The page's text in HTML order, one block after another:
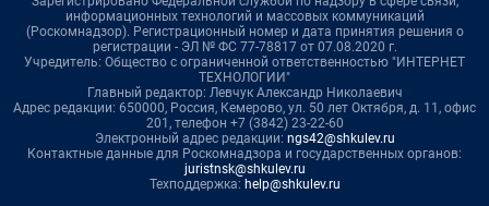
информационных технологий и массовых коммуникаций
(Роскомнадзор). Регистрационный номер и дата принятия решения о
регистрации - ЭЛ № ФС 77-78817 от 07.08.2020 г.
Учредитель: Общество с ограниченной ответственностью "ИНТЕРНЕТ
ТЕХНОЛОГИИ"
Главный редактор: Левчук Александр Николаевич
Адрес редакции: 650000, Россия, Кемерово, ул. 50 лет Октября, д. 11, офис
201, телефон +7 (3842) 23-22-60
Электронный адрес редакции: ngs42@shkulev.ru
Контактные данные для Роскомнадзора и государственных органов:
juristnsk@shkulev.ru
Техподдержка: help@shkulev.ru